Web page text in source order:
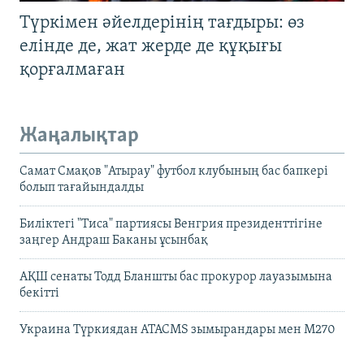
Түркімен әйелдерінің тағдыры: өз
елінде де, жат жерде де құқығы
қорғалмаған
Жаңалықтар
Самат Смақов "Атырау" футбол клубының бас бапкері
болып тағайындалды
Биліктегі "Тиса" партиясы Венгрия президенттігіне
заңгер Андраш Баканы ұсынбақ
АҚШ сенаты Тодд Бланшты бас прокурор лауазымына
бекітті
Украина Түркиядан ATACMS зымырандары мен M270